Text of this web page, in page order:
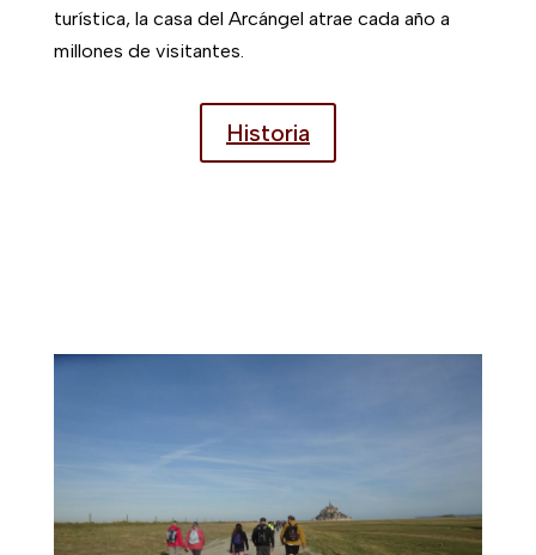
turística, la casa del Arcángel atrae cada año a
millones de visitantes.
Historia